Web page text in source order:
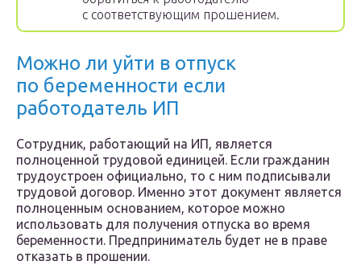
с соответствующим прошением.
Можно ли уйти в отпуск
по беременности если
работодатель ИП
Сотрудник, работающий на ИП, является
полноценной трудовой единицей. Если гражданин
трудоустроен официально, то с ним подписывали
трудовой договор. Именно этот документ является
полноценным основанием, которое можно
использовать для получения отпуска во время
беременности. Предприниматель будет не в праве
отказать в прошении.